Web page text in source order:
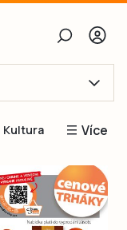
heslo
Kultura Více
Inspirace
Čtenáři píší